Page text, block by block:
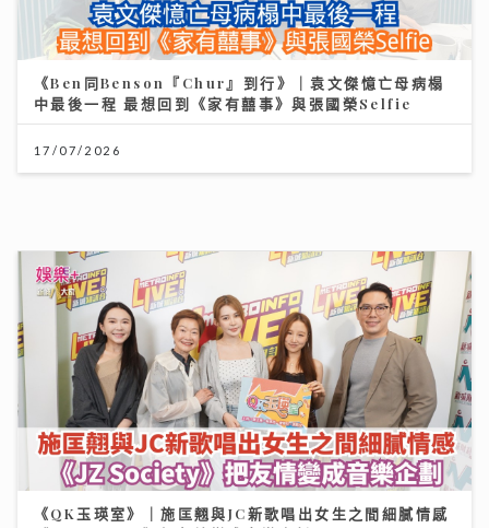
《Ben同Benson『Chur』到行》｜袁文傑憶亡母病榻
中最後一程 最想回到《家有囍事》與張國榮Selfie
17/07/2026
《QK玉瑛室》｜施匡翹與JC新歌唱出女生之間細膩情感
《JZ Society》把友情變成音樂企劃
07/08/2026